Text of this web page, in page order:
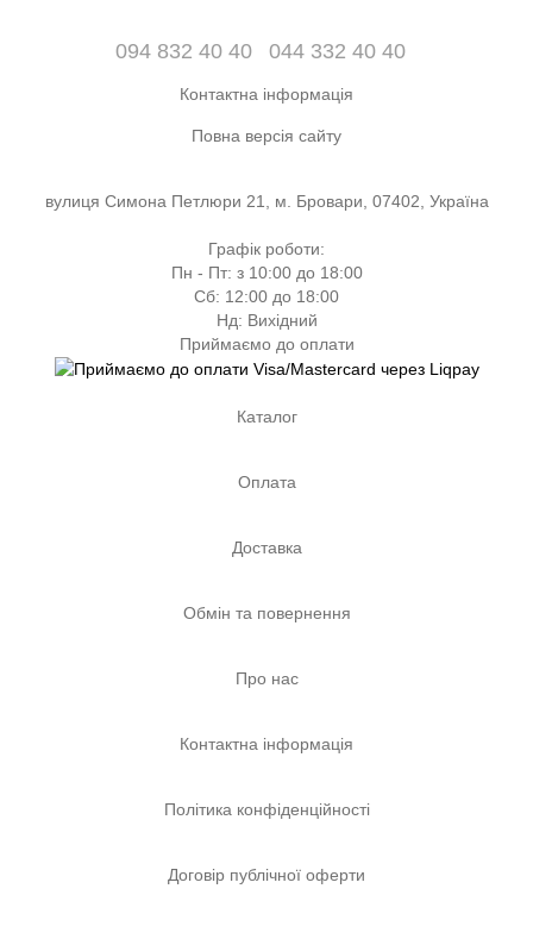
094 832 40 40 044 332 40 40
Контактна інформація
Повна версія сайту
вулиця Симона Петлюри 21, м. Бровари, 07402, Україна
Графік роботи:
Пн - Пт: з 10:00 до 18:00
Сб: 12:00 до 18:00
Нд: Вихідний
Приймаємо до оплати
Каталог
Оплата
Доставка
Обмін та повернення
Про нас
Контактна інформація
Політика конфіденційності
Договір публічної оферти